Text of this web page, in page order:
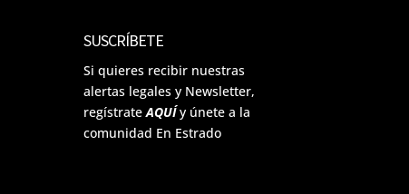
SUSCRÍBETE
Si quieres recibir nuestras
alertas legales y Newsletter,
regístrateAQUÍ y únete a la
comunidad En Estrado